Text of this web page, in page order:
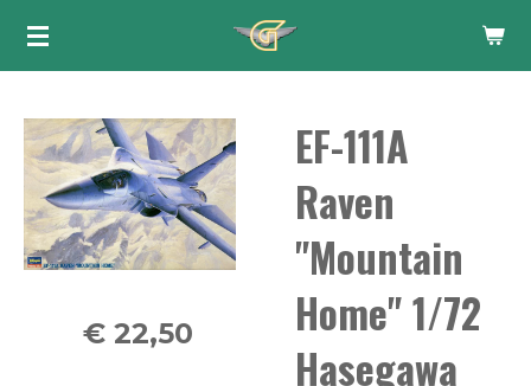
Ga
hoofdinhoud
EF-111A
Raven
"Mountain
Home" 1/72
Hasegawa
€ 22,50